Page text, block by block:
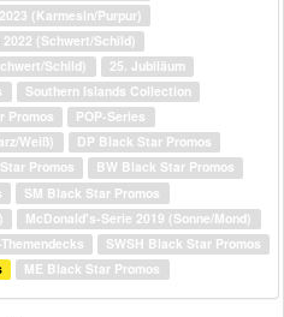
(Karmesin/Purpur)
(Schwert/Schild)
Schild)
25. Jubiläum
Southern Islands Collection
Promos
POP-Series
Weiß)
DP Black Star Promos
Promos
BW Black Star Promos
SM Black Star Promos
McDonald's-Serie 2019 (Sonne/Mond)
SWSH Black Star Promos
ME Black Star Promos